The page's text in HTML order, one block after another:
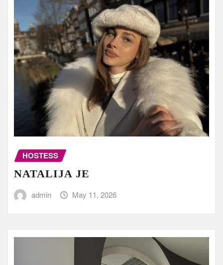
HOSTESS
NATALIJA JE
admin May 11, 2026